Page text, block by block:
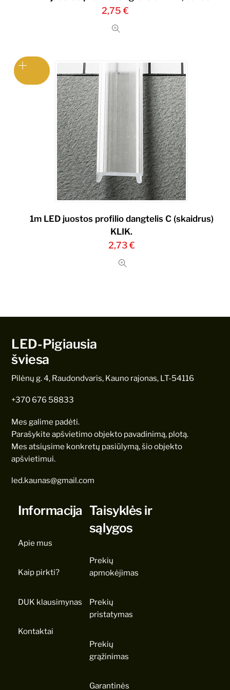
2,75 €
1m LED juostos profilio dangtelis C (skaidrus)
KLIK.
2,73€
LED-Pigiausia
šviesa
Pilėnų g. 4, Raudondvaris, Kauno rajonas, LT-54116
+370 676 58833
Mes galime padėti.
Parašykite apšvietimo objekto pavadinimą, plotą.
Mes atsiųsime konkretų pasiūlymą, šio objekto
apšvietimui.
led.kaunas@gmail.com
Informacija
Apie mus
Kaip pirkti?
DUK klausimynas
Kontaktai
Taisyklės ir
sąlygos
Prekių
apmokėjimas
Prekių
pristatymas
Prekių
grąžinimas
Garantinės